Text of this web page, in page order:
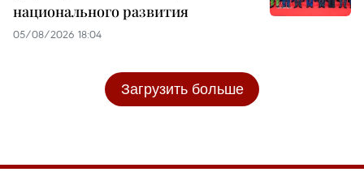
национального развития
05/08/2026 18:04
Загрузить больше